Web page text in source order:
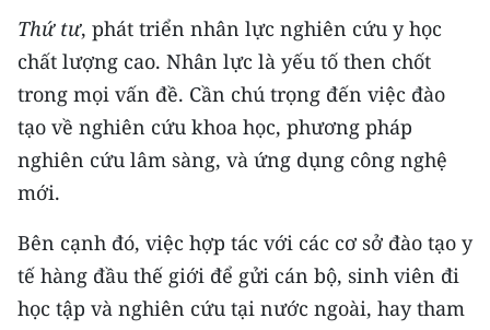
Thứ tư, phát triển nhân lực nghiên cứu y học
chất lượng cao. Nhân lực là yếu tố then chốt
trong mọi vấn đề. Cần chú trọng đến việc đào
tạo về nghiên cứu khoa học, phương pháp
nghiên cứu lâm sàng, và ứng dụng công nghệ
mới.
Bên cạnh đó, việc hợp tác với các cơ sở đào tạo y
tế hàng đầu thế giới để gửi cán bộ, sinh viên đi
học tập và nghiên cứu tại nước ngoài, hay tham